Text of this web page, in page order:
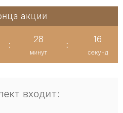
акции
:
28
минут
:
15
секунд
входит: